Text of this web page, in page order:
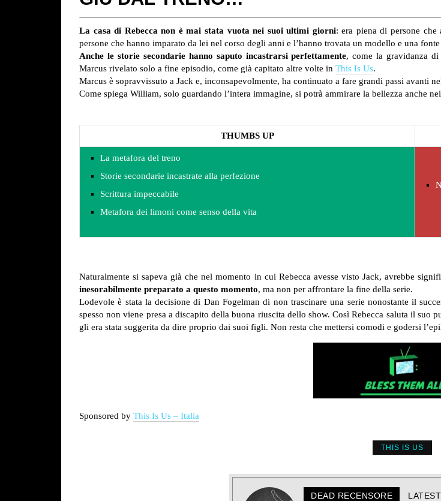
La casa di Rebecca non è mai stata vuota nei suoi ultimi giorni: era piena di persone che
persone che hanno imparato da lei nel corso degli anni e l’hanno trovata un modello e una
Anche le storie secondarie hanno saputo incastrarsi perfettamente, come la gravidanza
Marcus rivelato solo a fine episodio, come già capitato altre volte in This Is Us.
Marcus è sopravvissuto a Jack e, inconsapevolmente, ha continuato a fare grandi passi avanti
Come spiega William, solo guardando l’intera immagine, si potrà ammirare la bellezza anche
THUMBS UP
La metafora del treno
Storie secondarie incastrate alla perfezione
Scrittura impeccabile
Metafora dei limoni come senso della vita
Naturalmente si sapeva già che nel momento in cui Rebecca avesse visto Jack, avrebbe
inesorabilmente preparato a questo momento, ma non per affrontare la fine della serie.
Lodevole è stata la decisione di Dan Fogelman di non trascinare una serie nonostante il
spesso non viene presa a discapito della buona riuscita dello show. Così Rebecca saluta il suo
gli era stata suggerita da dire proprio dai suoi figli. Non resta che mettersi comodi e godersi
Sponsored by This Is Us – Italia
THIS IS US
DEAD RECENSORE